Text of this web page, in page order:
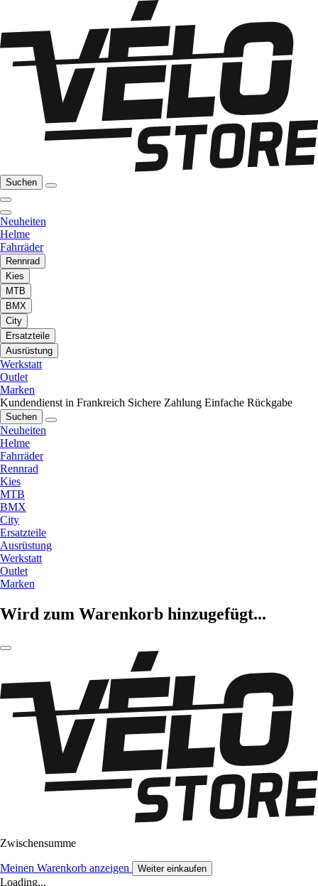
Suchen
Neuheiten
Helme
Fahrräder
Rennrad
Kies
MTB
BMX
City
Ersatzteile
Ausrüstung
Werkstatt
Outlet
Marken
Kundendienst in Frankreich Sichere Zahlung Einfache Rückgabe
Suchen
Neuheiten
Helme
Fahrräder
Rennrad
Kies
MTB
BMX
City
Ersatzteile
Ausrüstung
Werkstatt
Outlet
Marken
Wird zum Warenkorb hinzugefügt...
Zwischensumme
Meinen Warenkorb anzeigen Weiter einkaufen
Loading...